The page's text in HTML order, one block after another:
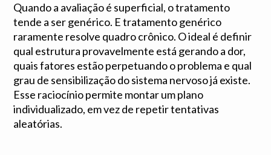
Quando a avaliação é superficial, o tratamento
tende a ser genérico. E tratamento genérico
raramente resolve quadro crônico. O ideal é definir
qual estrutura provavelmente está gerando a dor,
quais fatores estão perpetuando o problema e qual
grau de sensibilização do sistema nervoso já existe.
Esse raciocínio permite montar um plano
individualizado, em vez de repetir tentativas
aleatórias.